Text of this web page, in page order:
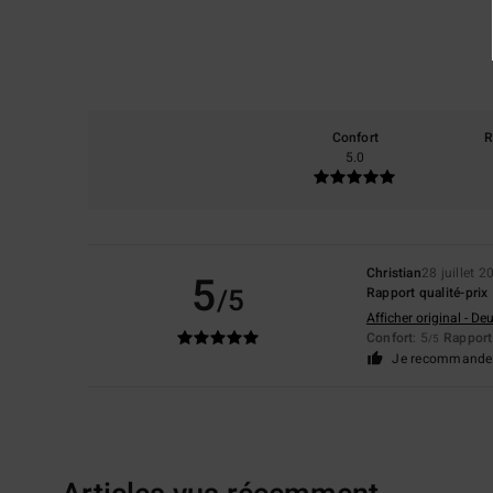
Confort
5.0
5/5
Christian28 juillet
Rapport qualité-prix
Afficher original -
Confort: 5/5
Je